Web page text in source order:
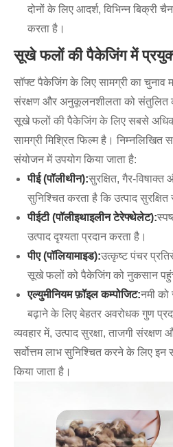
दोनों के लिए आदर्श, विभिन्न बिक्री
करता है।
सूखे फलों की पैकेजिंग में
सॉफ्ट पैकेजिंग के लिए सामग्री का चुनाव
संरक्षण और अनुकूलनशीलता को संतुलित
सूखे फलों की पैकेजिंग के लिए सबसे अधिक
सामग्री मिश्रित फिल्म है। निम्नलिखित
संयोजन में उपयोग किया जाता है:
पीई (पॉलीथीन):सुरक्षित, गैर-
सुनिश्चित करता है कि उत्पाद
पीईटी (पॉलीइथाइलीन टेरेफ्थेलेट):
उत्पाद दृश्यता प्रदान करता है।
पीए (पॉलियामाइड):उत्कृष्ट पंचर
सूखे फलों को पैकेजिंग को नुकसान
एल्युमीनियम फ़ॉइल कम्पोजिट:नमी
बढ़ाने के लिए बेहतर अवरोधक गुण
व्यवहार में, उत्पाद सुरक्षा, ताजगी
सर्वोत्तम लाभ सुनिश्चित करने के लिए इन
किया जाता है।